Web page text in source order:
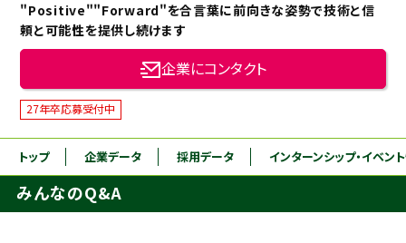
進学先をさがす
インターンシップ・イベントをさがす
高専OBOGをさがす
高専プラスセミナー
"Positive""Forward"を合言葉に前向きな姿勢で技術と信
頼と可能性を提供し続けます
企業にコンタクト
27年卒応募受付中
トップ 企業データ 採用データ インターンシップ・イベン
みんなのQ&A